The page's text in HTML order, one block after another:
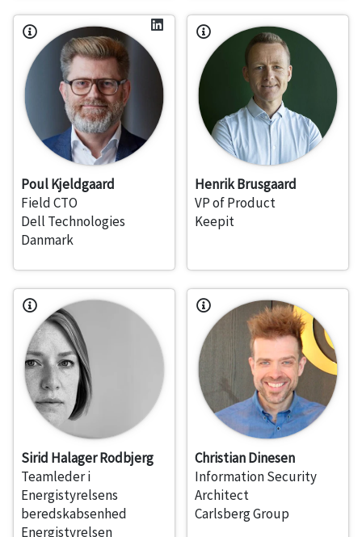
Poul Kjeldgaard
Field CTO
Dell Technologies
Danmark
Henrik Brusgaard
VP of Product
Keepit
Sirid Halager Rodbjerg
Teamleder i
Energistyrelsens
beredskabsenhed
Energistyrelsen
Christian Dinesen
Information Security
Architect
Carlsberg Group